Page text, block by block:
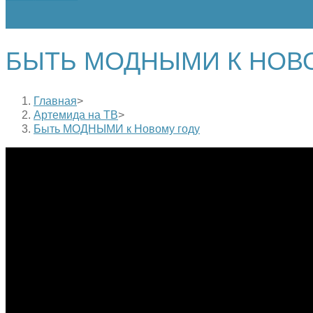
БЫТЬ МОДНЫМИ К
Главная>
Артемида на ТВ>
Быть МОДНЫМИ к Новому году